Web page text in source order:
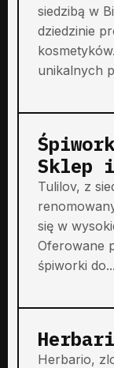
siedzibą w
dziedzinie
unikalnych
Sklep
Tulilov, z
się w
Oferowane
śpiworki do...
Herbario,